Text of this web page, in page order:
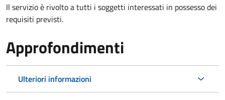
Il servizio è rivolto a tutti i soggetti interessati in possesso dei
requisiti previsti.
Approfondimenti
Ulteriori informazioni